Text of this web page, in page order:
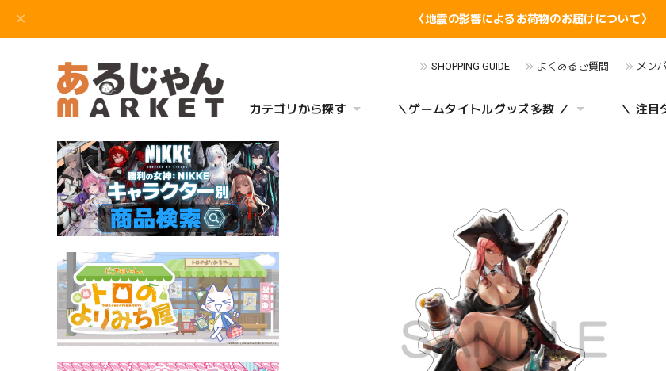
〈地震の影響によるお荷物のお届けについて〉
SHOPPING GUIDE よくあるご質問 メン
カテゴリから探す ＼ゲームタイトルグッズ多数 ／ ＼ 注目